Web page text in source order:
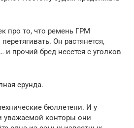
про то, что ремень ГРМ
Он растянется,
и прочий бред несется с уголков
ерунда.
бюллетени. И у
уважаемой конторы они